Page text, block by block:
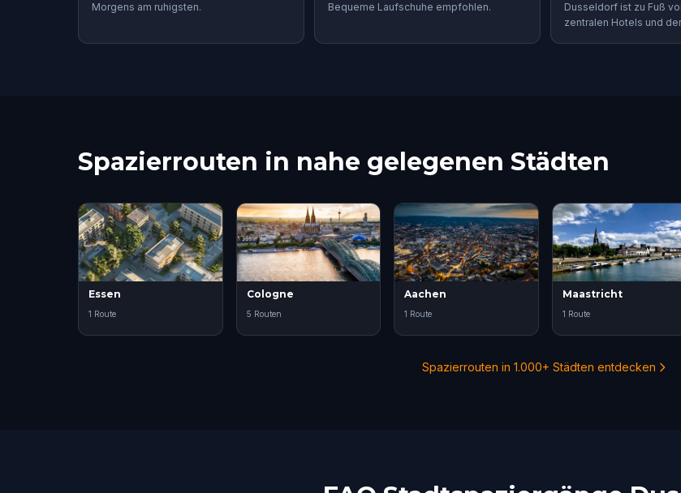
Morgens am ruhigsten. Bequeme Laufschuhe empfohlen.
Dusseldorf ist zu Fuß
zentralen Hotels und
Spazierrouten in nahe gelegenen Städten
Essen
1 Route
Cologne
5 Routen
Aachen
1 Route
Maastricht
1 Route
Spazierrouten in 1.000+ Städten entdecken